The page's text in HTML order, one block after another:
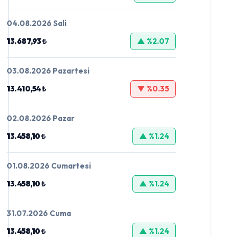
04.08.2026 Sali
13.687,93 ₺
▲ %2.07
03.08.2026 Pazartesi
13.410,54 ₺
▼ %0.35
02.08.2026 Pazar
13.458,10 ₺
▲ %1.24
01.08.2026 Cumartesi
13.458,10 ₺
▲ %1.24
31.07.2026 Cuma
13.458,10 ₺
▲ %1.24